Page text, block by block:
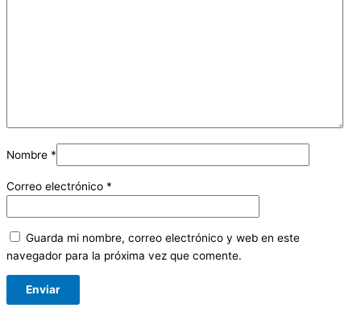
Nombre *
Correo electrónico *
Guarda mi nombre, correo electrónico y web en este
navegador para la próxima vez que comente.